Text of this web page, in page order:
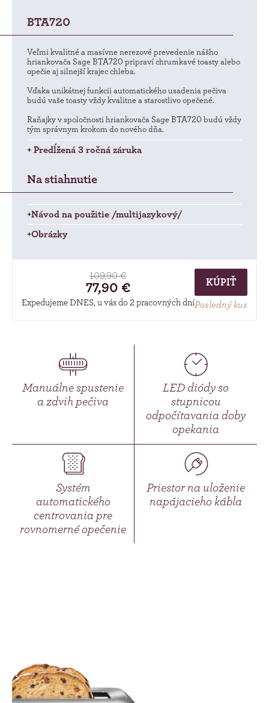
BTA720
Veľmi kvalitné a masívne nerezové prevedenie nášho
hriankovača Sage BTA720 pripraví chrumkavé toasty alebo
opečie aj silnejší krajec chleba.
Vďaka unikátnej funkcii automatického usadenia pečiva
budú vaše toasty vždy kvalitne a starostlivo opečené.
Raňajky v spoločnosti hriankovača Sage BTA720 budú vždy
tým správnym krokom do nového dňa.
+ Predĺžená 3 ročná záruka
Na stiahnutie
+Návod na použitie /multijazykový/
+Obrázky
109,90 €
77,90 €
Expedujeme DNES, u vás do 2 pracovných dní
KÚPIŤ
Posledný kus
Manuálne spustenie
a zdvih pečiva
LED diódy so
stupnicou
odpočítavania doby
opekania
Systém
automatického
centrovania pre
rovnomerné opečenie
Priestor na uloženie
napájacieho kábla